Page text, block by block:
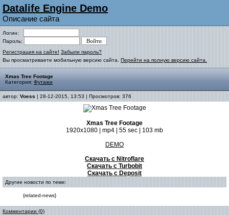
Datalife Engine Demo
Описание сайта
Логин:
Пароль:
Регистрация на сайте! Забыли пароль?
Вы просматриваете мобильную версию сайта. Перейти на полную версию сайта.
Xmas Tree Footage
Категория: Футажи
автор: Voess | 28-12-2015, 13:53 | Просмотров: 376
Xmas Tree Footage
1920x1080 | mp4 | 55 sec | 103 mb
DEMO
Скачать с Nitroflare
Скачать с Turbobit
Скачать с Deposit
Другие новости по теме:
{related-news}
Комментарии (0)